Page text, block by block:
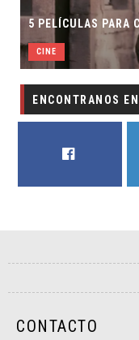
PELÍCULAS PARA
CINE
ENCONTRANOS
CONTACTO